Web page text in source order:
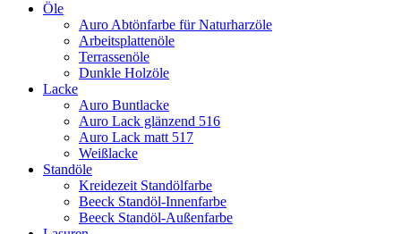
Öle
Auro Abtönfarbe für Naturharzöle
Arbeitsplattenöle
Terrassenöle
Dunkle Holzöle
Lacke
Auro Buntlacke
Auro Lack glänzend 516
Auro Lack matt 517
Weißlacke
Standöle
Kreidezeit Standölfarbe
Beeck Standöl-Innenfarbe
Beeck Standöl-Außenfarbe